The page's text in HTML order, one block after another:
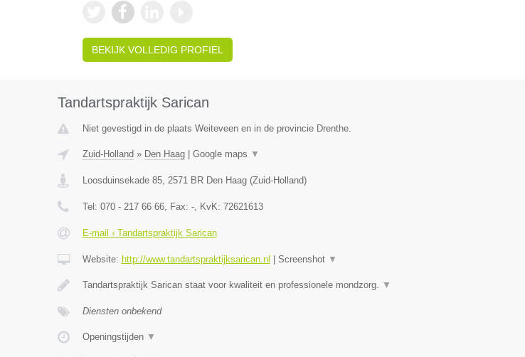
BEKIJK VOLLEDIG PROFIEL
Tandartspraktijk Sarican
Niet gevestigd in de plaats Weiteveen en in de provincie Drenthe.
Zuid-Holland » Den Haag| Google maps ▼
Loosduinsekade 85, 2571 BR Den Haag(Zuid-Holland)
Tel: 070 - 217 66 66, Fax: -, KvK: 72621613
E-mail › Tandartspraktijk Sarican
Website: http://www.tandartspraktijksarican.nl Screenshot ▼
Tandartspraktijk Sarican staat voor kwaliteit en professionele mondzorg. ▼
Diensten onbekend
Openingstijden ▼